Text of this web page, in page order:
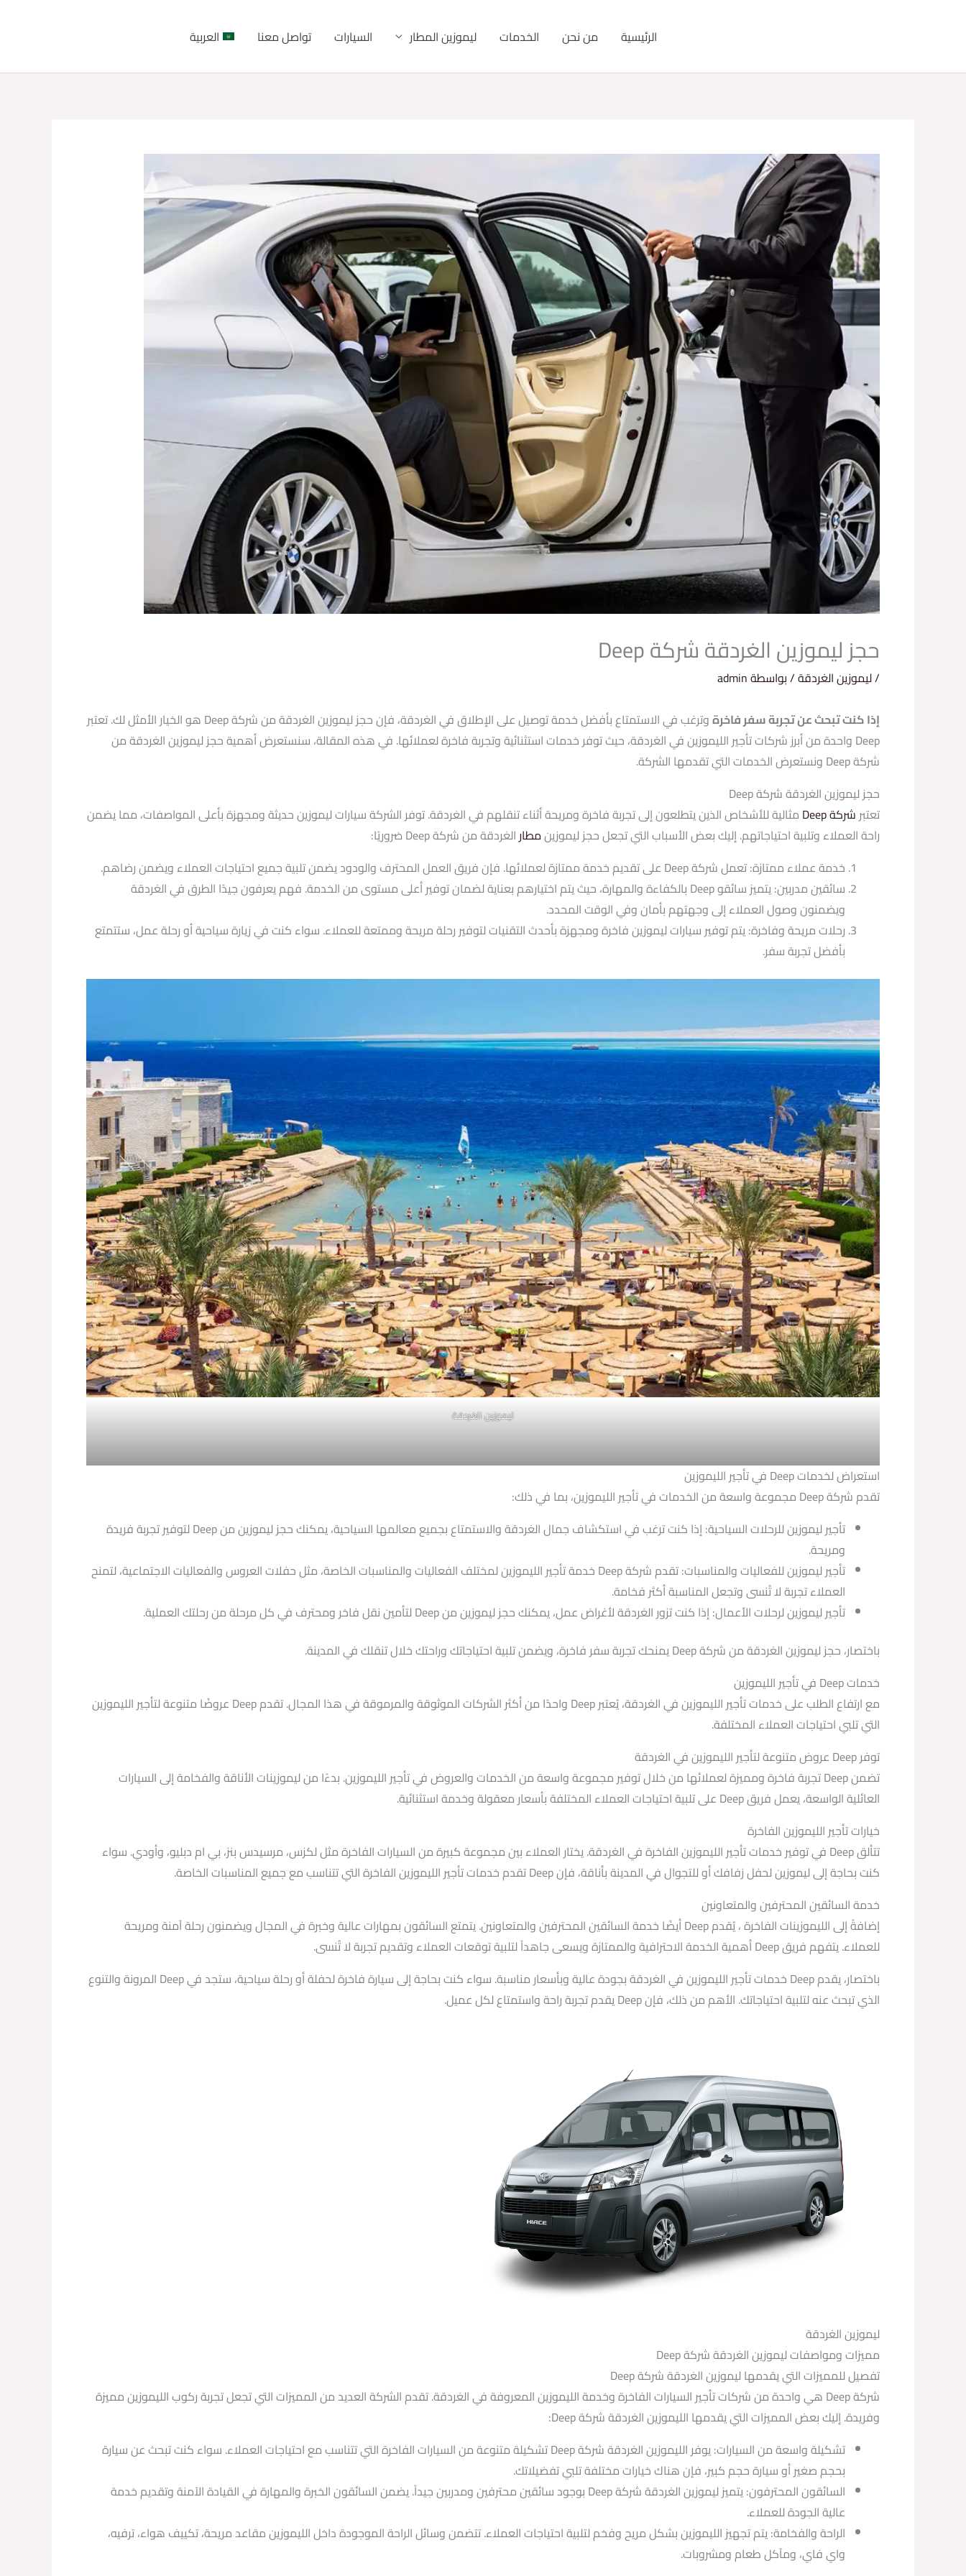
الرئيسية من نحن الخدمات ليموزين المطار السيارات تواصل معنا العربية
حجز ليموزين الغردقة شركة Deep
/ليموزين الغردقة/ بواسطةadmin
إذا كنت تبحث عن تجربة سفر فاخرة
وترغب في الاستمتاع بأفضل خدمة توصيل على الإطلاق في الغردقة، فإن حجز ليموزين الغردقة من شركة Deep هو الخيار الأمثل لك. تعتبر
Deep واحدة من أبرز شركات تأجير الليموزين في الغردقة، حيث توفر خدمات استثنائية وتجربة فاخرة لعملائها. في هذه المقالة، سنستعرض أهمية حجز ليموزين الغردقة من
شركة Deep ونستعرض الخدمات التي تقدمها الشركة.
حجز ليموزين الغردقة شركة Deep
تعتبرشركة Deep
مثالية للأشخاص الذين يتطلعون إلى تجربة فاخرة ومريحة أثناء تنقلهم في الغردقة. توفر الشركة سيارات ليموزين حديثة ومجهزة بأعلى المواصفات، مما يضمن
راحة العملاء وتلبية احتياجاتهم. إليك بعض الأسباب التي تجعل حجز ليموزينمطارالغردقة من شركة Deep ضروريًا:
خدمة عملاء ممتازة: تعمل شركة Deep على تقديم خدمة ممتازة لعملائها. فإن فريق العمل المحترف والودود يضمن تلبية جميع احتياجات العملاء ويضمن رضاهم.
سائقين مدربين: يتميز سائقو Deep بالكفاءة والمهارة، حيث يتم اختيارهم بعناية لضمان توفير أعلى مستوى من الخدمة. فهم يعرفون جيدًا الطرق في الغردقة
ويضمنون وصول العملاء إلى وجهتهم بأمان وفي الوقت المحدد.
رحلات مريحة وفاخرة: يتم توفير سيارات ليموزين فاخرة ومجهزة بأحدث التقنيات لتوفير رحلة مريحة وممتعة للعملاء. سواء كنت في زيارة سياحية أو رحلة عمل، ستتمتع
بأفضل تجربة سفر.
ليموزين الغردقة
استعراض لخدمات Deep في تأجير الليموزين
تقدم شركة Deep مجموعة واسعة من الخدمات في تأجير الليموزين، بما في ذلك:
تأجير ليموزين للرحلات السياحية: إذا كنت ترغب في استكشاف جمال الغردقة والاستمتاع بجميع معالمها السياحية، يمكنك حجز ليموزين من Deep لتوفير تجربة فريدة
ومريحة.
تأجير ليموزين للفعاليات والمناسبات: تقدم شركة Deep خدمة تأجير الليموزين لمختلف الفعاليات والمناسبات الخاصة، مثل حفلات العروس والفعاليات الاجتماعية، لتمنح
العملاء تجربة لا تُنسى وتجعل المناسبة أكثر فخامة.
تأجير ليموزين لرحلات الأعمال: إذا كنت تزور الغردقة لأغراض عمل، يمكنك حجز ليموزين من Deep لتأمين نقل فاخر ومحترف في كل مرحلة من رحلتك العملية.
باختصار، حجز ليموزين الغردقة من شركة Deep يمنحك تجربة سفر فاخرة، ويضمن تلبية احتياجاتك وراحتك خلال تنقلك في المدينة.
خدمات Deep في تأجير الليموزين
مع ارتفاع الطلب على خدمات تأجير الليموزين في الغردقة، يُعتبر Deep واحدًا من أكثر الشركات الموثوقة والمرموقة في هذا المجال. تقدم Deep عروضًا متنوعة لتأجير الليموزين
التي تلبي احتياجات العملاء المختلفة.
توفر Deep عروض متنوعة لتأجير الليموزين في الغردقة
تضمن Deep تجربة فاخرة ومميزة لعملائها من خلال توفير مجموعة واسعة من الخدمات والعروض في تأجير الليموزين. بدءًا من ليموزينات الأناقة والفخامة إلى السيارات
العائلية الواسعة، يعمل فريق Deep على تلبية احتياجات العملاء المختلفة بأسعار معقولة وخدمة استثنائية.
خيارات تأجير الليموزين الفاخرة
تتألق Deep في توفير خدمات تأجير الليموزين الفاخرة في الغردقة. يختار العملاء بين مجموعة كبيرة من السيارات الفاخرة مثل لكزس، مرسيدس بنز، بي ام دبليو، وأودي. سواء
كنت بحاجة إلى ليموزين لحفل زفافك أو للتجوال في المدينة بأناقة، فإن Deep تقدم خدمات تأجير الليموزين الفاخرة التي تتناسب مع جميع المناسبات الخاصة.
خدمة السائقين المحترفين والمتعاونين
إضافةً إلى الليموزينات الفاخرة ، يُقدم Deep أيضًا خدمة السائقين المحترفين والمتعاونين. يتمتع السائقون بمهارات عالية وخبرة في المجال ويضمنون رحلة آمنة ومريحة
للعملاء. يتفهم فريق Deep أهمية الخدمة الاحترافية والممتازة ويسعى جاهداً لتلبية توقعات العملاء وتقديم تجربة لا تُنسى.
باختصار، يقدم Deep خدمات تأجير الليموزين في الغردقة بجودة عالية وبأسعار مناسبة. سواء كنت بحاجة إلى سيارة فاخرة لحفلة أو رحلة سياحية، ستجد في Deep المرونة والتنوع
الذي تبحث عنه لتلبية احتياجاتك. الأهم من ذلك، فإن Deep يقدم تجربة راحة واستمتاع لكل عميل.
ليموزين الغردقة
مميزات ومواصفات ليموزين الغردقة شركة Deep
تفصيل للمميزات التي يقدمها ليموزين الغردقة شركة Deep
شركة Deep هي واحدة من شركات تأجير السيارات الفاخرة وخدمة الليموزين المعروفة في الغردقة. تقدم الشركة العديد من المميزات التي تجعل تجربة ركوب الليموزين مميزة
وفريدة. إليك بعض المميزات التي يقدمها الليموزين الغردقة شركة Deep:
تشكيلة واسعة من السيارات: يوفر الليموزين الغردقة شركة Deep تشكيلة متنوعة من السيارات الفاخرة التي تتناسب مع احتياجات العملاء. سواء كنت تبحث عن سيارة
بحجم صغير أو سيارة حجم كبير، فإن هناك خيارات مختلفة تلبي تفضيلاتك.
السائقون المحترفون: يتميز ليموزين الغردقة شركة Deep بوجود سائقين محترفين ومدربين جيداً. يضمن السائقون الخبرة والمهارة في القيادة الآمنة وتقديم خدمة
عالية الجودة للعملاء.
الراحة والفخامة: يتم تجهيز الليموزين بشكل مريح وفخم لتلبية احتياجات العملاء. تتضمن وسائل الراحة الموجودة داخل الليموزين مقاعد مريحة، تكييف هواء، ترفيه،
واي فاي، ومآكل طعام ومشروبات.